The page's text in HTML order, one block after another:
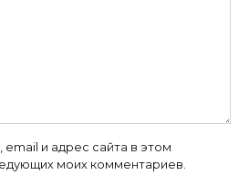
и адрес сайта в этом
моих комментариев.